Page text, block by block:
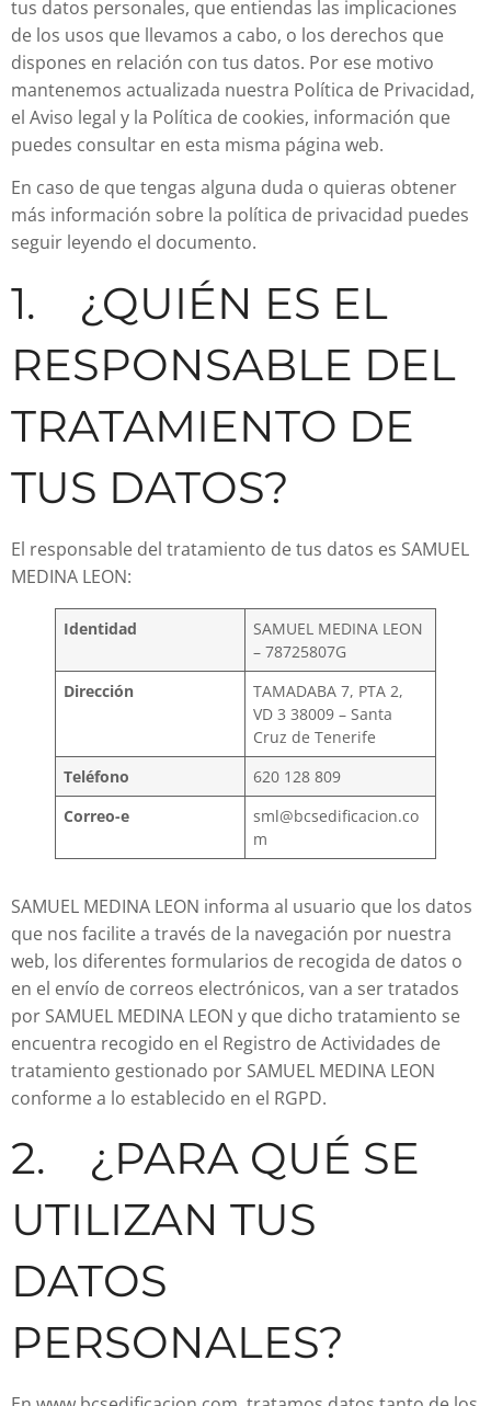
tus datos personales, que entiendas las implicaciones
de los usos que llevamos a cabo, o los derechos que
dispones en relación con tus datos. Por ese motivo
mantenemos actualizada nuestra Política de Privacidad,
el Aviso legal y la Política de cookies, información que
puedes consultar en esta misma página web.
En caso de que tengas alguna duda o quieras obtener
más información sobre la política de privacidad puedes
seguir leyendo el documento.
1. ¿QUIÉN ES EL
RESPONSABLE DEL
TRATAMIENTO DE
TUS DATOS?
El responsable del tratamiento de tus datos es SAMUEL
MEDINA LEON:
Identidad
SAMUEL MEDINA LEON
– 78725807G
Dirección
TAMADABA 7, PTA 2,
VD 3 38009 – Santa
Cruz de Tenerife
Teléfono
620 128 809
Correo-e
sml@bcsedificacion.co
m
SAMUEL MEDINA LEON informa al usuario que los datos
que nos facilite a través de la navegación por nuestra
web, los diferentes formularios de recogida de datos o
en el envío de correos electrónicos, van a ser tratados
por SAMUEL MEDINA LEON y que dicho tratamiento se
encuentra recogido en el Registro de Actividades de
tratamiento gestionado por SAMUEL MEDINA LEON
conforme a lo establecido en el RGPD.
2. ¿PARA QUÉ SE
UTILIZAN TUS
DATOS
PERSONALES?